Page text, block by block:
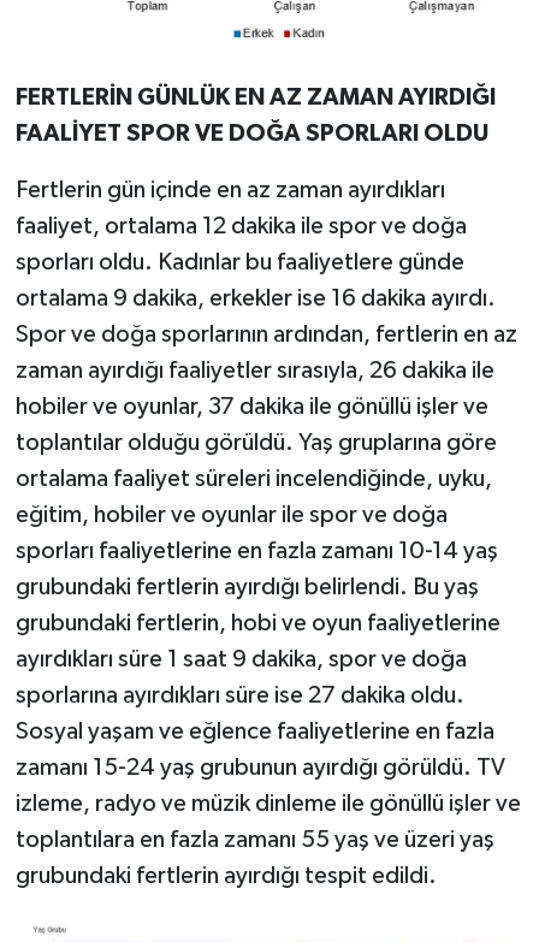
FERTLERİN GÜNLÜK EN AZ ZAMAN AYIRDIĞI
FAALİYET SPOR VE DOĞA SPORLARI OLDU
Fertlerin gün içinde en az zaman ayırdıkları
faaliyet, ortalama 12 dakika ile spor ve doğa
sporları oldu. Kadınlar bu faaliyetlere günde
ortalama 9 dakika, erkekler ise 16 dakika ayırdı.
Spor ve doğa sporlarının ardından, fertlerin en az
zaman ayırdığı faaliyetler sırasıyla, 26 dakika ile
hobiler ve oyunlar, 37 dakika ile gönüllü işler ve
toplantılar olduğu görüldü. Yaş gruplarına göre
ortalama faaliyet süreleri incelendiğinde, uyku,
eğitim, hobiler ve oyunlar ile spor ve doğa
sporları faaliyetlerine en fazla zamanı 10-14 yaş
grubundaki fertlerin ayırdığı belirlendi. Bu yaş
grubundaki fertlerin, hobi ve oyun faaliyetlerine
ayırdıkları süre 1 saat 9 dakika, spor ve doğa
sporlarına ayırdıkları süre ise 27 dakika oldu.
Sosyal yaşam ve eğlence faaliyetlerine en fazla
zamanı 15-24 yaş grubunun ayırdığı görüldü. TV
izleme, radyo ve müzik dinleme ile gönüllü işler ve
toplantılara en fazla zamanı 55 yaş ve üzeri yaş
grubundaki fertlerin ayırdığı tespit edildi.